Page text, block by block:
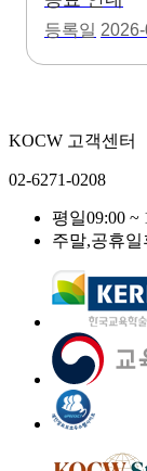
등록일
KOCW 고객센터
02-6271-0208
평일09:00 ~
주말,공휴일